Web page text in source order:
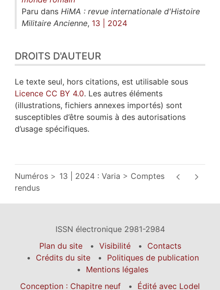
Paru dans HiMA : revue internationale d'Histoire
Militaire Ancienne, 13 | 2024
DROITS D'AUTEUR
Le texte seul, hors citations, est utilisable sous
Licence CC BY 4.0. Les autres éléments
(illustrations, fichiers annexes importés) sont
susceptibles d’être soumis à des autorisations
d’usage spécifiques.
Numéros 13 | 2024 : Varia
Comptes
rendus
ISSN électronique 2981-2984
Plan du site
Visibilité
Contacts
Crédits du site
Politiques de publication
Mentions légales
Conception : Chapitre neuf
Édité avec Lodel